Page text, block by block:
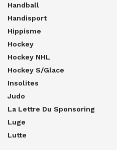
Handball
Handisport
Hippisme
Hockey
Hockey NHL
Hockey S/glace
Insolites
Judo
La Lettre Du Sponsoring
Luge
Lutte